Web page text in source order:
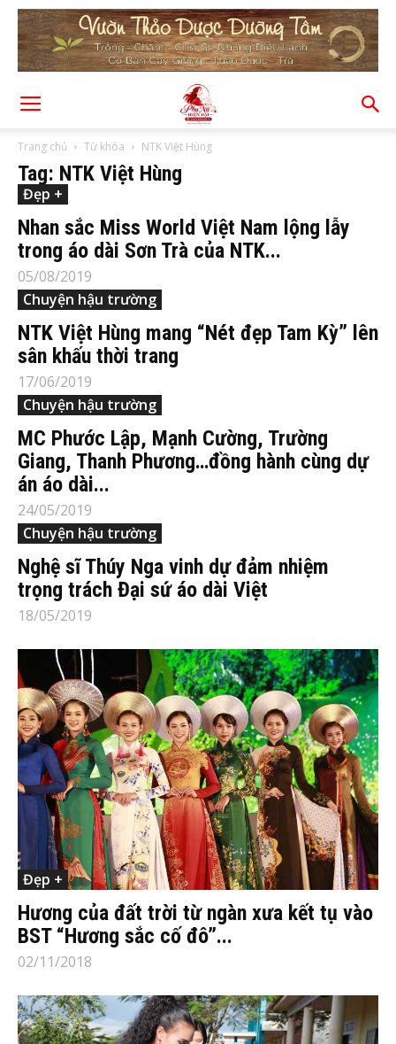
Trang chủ Từ khóa NTK Việt Hùng
Tag: NTK Việt Hùng
Đẹp +
Nhan sắc Miss World Việt Nam lộng lẫy
trong áo dài Sơn Trà của NTK...
05/08/2019
Chuyện hậu trường
NTK Việt Hùng mang “Nét đẹp Tam Kỳ” lên
sân khấu thời trang
17/06/2019
Chuyện hậu trường
MC Phước Lập, Mạnh Cường, Trường
Giang, Thanh Phương…đồng hành cùng dự
án áo dài...
24/05/2019
Chuyện hậu trường
Nghệ sĩ Thúy Nga vinh dự đảm nhiệm
trọng trách Đại sứ áo dài Việt
18/05/2019
Đẹp +
Hương của đất trời từ ngàn xưa kết tụ vào
BST “Hương sắc cố đô”...
02/11/2018